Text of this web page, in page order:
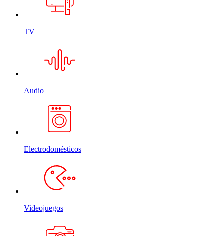
TV
Audio
Electrodomésticos
Videojuegos